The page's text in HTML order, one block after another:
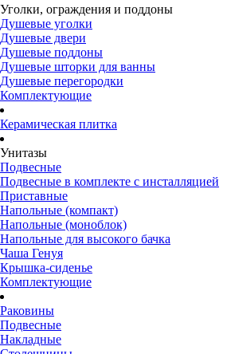
Уголки, ограждения и поддоны
Душевые уголки
Душевые двери
Душевые поддоны
Душевые шторки для ванны
Душевые перегородки
Комплектующие
Керамическая плитка
Унитазы
Подвесные
Подвесные в комплекте с инсталляцией
Приставные
Напольные (компакт)
Напольные (моноблок)
Напольные для высокого бачка
Чаша Генуя
Крышка-сиденье
Комплектующие
Раковины
Подвесные
Накладные